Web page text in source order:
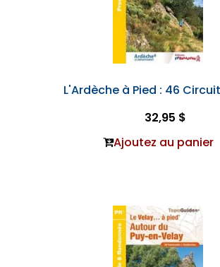
L'Ardèche à Pied : 46
32,95 $
Ajoutez au panier